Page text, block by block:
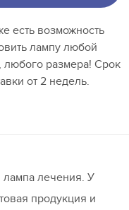
есть возможность
лампу любой
любого размера! Срок
от 2 недель.
лампа лечения. У
продукция и